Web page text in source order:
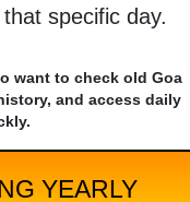
specific day.
want to check old Goa
and access daily
YEARLY